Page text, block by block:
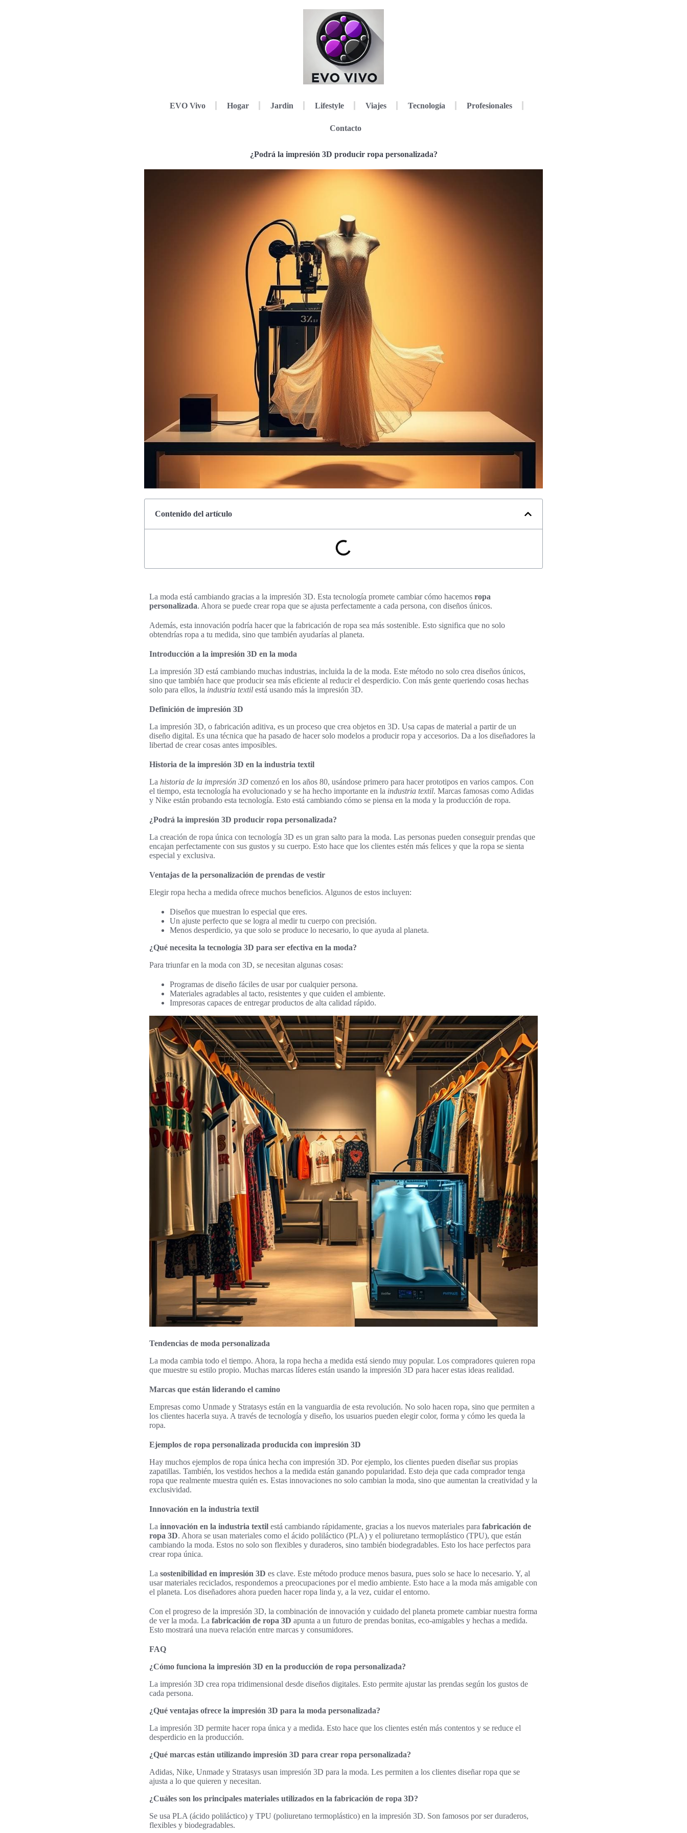
EVO Vivo Hogar Jardin Lifestyle Viajes Tecnología Profesionales
Contacto
¿Podrá la impresión 3D producir ropa personalizada?
Contenido del artículo
La moda está cambiando gracias a la impresión 3D. Esta tecnología promete cambiar cómo hacemos ropa
personalizada. Ahora se puede crear ropa que se ajusta perfectamente a cada persona, con diseños únicos.
Además, esta innovación podría hacer que la fabricación de ropa sea más sostenible. Esto significa que no solo
obtendrías ropa a tu medida, sino que también ayudarías al planeta.
Introducción a la impresión 3D en la moda
La impresión 3D está cambiando muchas industrias, incluida la de la moda. Este método no solo crea diseños únicos,
sino que también hace que producir sea más eficiente al reducir el desperdicio. Con más gente queriendo cosas hechas
solo para ellos, la industria textil está usando más la impresión 3D.
Definición de impresión 3D
La impresión 3D, o fabricación aditiva, es un proceso que crea objetos en 3D. Usa capas de material a partir de un
diseño digital. Es una técnica que ha pasado de hacer solo modelos a producir ropa y accesorios. Da a los diseñadores la
libertad de crear cosas antes imposibles.
Historia de la impresión 3D en la industria textil
La historia de la impresión 3D comenzó en los años 80, usándose primero para hacer prototipos en varios campos. Con
el tiempo, esta tecnología ha evolucionado y se ha hecho importante en la industria textil. Marcas famosas como Adidas
y Nike están probando esta tecnología. Esto está cambiando cómo se piensa en la moda y la producción de ropa.
¿Podrá la impresión 3D producir ropa personalizada?
La creación de ropa única con tecnología 3D es un gran salto para la moda. Las personas pueden conseguir prendas que
encajan perfectamente con sus gustos y su cuerpo. Esto hace que los clientes estén más felices y que la ropa se sienta
especial y exclusiva.
Ventajas de la personalización de prendas de vestir
Elegir ropa hecha a medida ofrece muchos beneficios. Algunos de estos incluyen:
Diseños que muestran lo especial que eres.
Un ajuste perfecto que se logra al medir tu cuerpo con precisión.
Menos desperdicio, ya que solo se produce lo necesario, lo que ayuda al planeta.
¿Qué necesita la tecnología 3D para ser efectiva en la moda?
Para triunfar en la moda con 3D, se necesitan algunas cosas:
Programas de diseño fáciles de usar por cualquier persona.
Materiales agradables al tacto, resistentes y que cuiden el ambiente.
Impresoras capaces de entregar productos de alta calidad rápido.
Tendencias de moda personalizada
La moda cambia todo el tiempo. Ahora, la ropa hecha a medida está siendo muy popular. Los compradores quieren ropa
que muestre su estilo propio. Muchas marcas líderes están usando la impresión 3D para hacer estas ideas realidad.
Marcas que están liderando el camino
Empresas como Unmade y Stratasys están en la vanguardia de esta revolución. No solo hacen ropa, sino que permiten a
los clientes hacerla suya. A través de tecnología y diseño, los usuarios pueden elegir color, forma y cómo les queda la
ropa.
Ejemplos de ropa personalizada producida con impresión 3D
Hay muchos ejemplos de ropa única hecha con impresión 3D. Por ejemplo, los clientes pueden diseñar sus propias
zapatillas. También, los vestidos hechos a la medida están ganando popularidad. Esto deja que cada comprador tenga
ropa que realmente muestra quién es. Estas innovaciones no solo cambian la moda, sino que aumentan la creatividad y la
exclusividad.
Innovación en la industria textil
La innovación en la industria textil está cambiando rápidamente, gracias a los nuevos materiales para fabricación de
ropa 3D. Ahora se usan materiales como el ácido poliláctico (PLA) y el poliuretano termoplástico (TPU), que están
cambiando la moda. Estos no solo son flexibles y duraderos, sino también biodegradables. Esto los hace perfectos para
crear ropa única.
La sostenibilidad en impresión 3D es clave. Este método produce menos basura, pues solo se hace lo necesario. Y, al
usar materiales reciclados, respondemos a preocupaciones por el medio ambiente. Esto hace a la moda más amigable con
el planeta. Los diseñadores ahora pueden hacer ropa linda y, a la vez, cuidar el entorno.
Con el progreso de la impresión 3D, la combinación de innovación y cuidado del planeta promete cambiar nuestra forma
de ver la moda. La fabricación de ropa 3D apunta a un futuro de prendas bonitas, eco-amigables y hechas a medida.
Esto mostrará una nueva relación entre marcas y consumidores.
FAQ
¿Cómo funciona la impresión 3D en la producción de ropa personalizada?
La impresión 3D crea ropa tridimensional desde diseños digitales. Esto permite ajustar las prendas según los gustos de
cada persona.
¿Qué ventajas ofrece la impresión 3D para la moda personalizada?
La impresión 3D permite hacer ropa única y a medida. Esto hace que los clientes estén más contentos y se reduce el
desperdicio en la producción.
¿Qué marcas están utilizando impresión 3D para crear ropa personalizada?
Adidas, Nike, Unmade y Stratasys usan impresión 3D para la moda. Les permiten a los clientes diseñar ropa que se
ajusta a lo que quieren y necesitan.
¿Cuáles son los principales materiales utilizados en la fabricación de ropa 3D?
Se usa PLA (ácido poliláctico) y TPU (poliuretano termoplástico) en la impresión 3D. Son famosos por ser duraderos,
flexibles y biodegradables.